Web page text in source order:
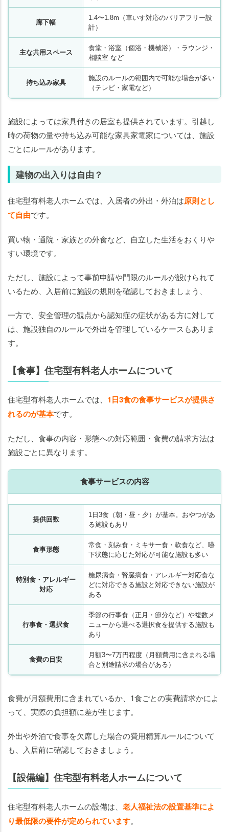
廊下幅
1.4〜1.8m（車いす対応のバリアフリー設
計）
主な共用スペース
食堂・浴室（個浴・機械浴）・ラウンジ・
相談室 など
持ち込み家具
施設のルールの範囲内で可能な場合が多い
（テレビ・家電など）
施設によっては家具付きの居室も提供されています。引越し
時の荷物の量や持ち込み可能な家具家電家については、施設
ごとにルールがあります。
建物の出入りは自由？
住宅型有料老人ホームでは、入居者の外出・外泊は原則とし
て自由です。
買い物・通院・家族との外食など、自立した生活をおくりや
すい環境です。
ただし、施設によって事前申請や門限のルールが設けられて
いるため、入居前に施設の規則を確認しておきましょう、
一方で、安全管理の観点から認知症の症状がある方に対して
は、施設独自のルールで外出を管理しているケースもありま
す。
【食事】住宅型有料老人ホームについて
住宅型有料老人ホームでは、 1日3食の食事サービスが提供さ
れるのが基本です。
ただし、食事の内容・形態への対応範囲・食費の請求方法は
施設ごとに異なります。
食事サービスの内容
提供回数
1日3食（朝・昼・夕）が基本。おやつがあ
る施設もあり
食事形態
常食・刻み食・ミキサー食・軟食など、嚥
下状態に応じた対応が可能な施設も多い
特別食・アレルギー
対応
糖尿病食・腎臓病食・アレルギー対応食な
どに対応できる施設と対応できない施設が
ある
行事食・選択食
季節の行事食（正月・節分など）や複数メ
ニューから選べる選択食を提供する施設も
あり
食費の目安
月額3〜7万円程度（月額費用に含まれる場
合と別途請求の場合がある）
食費が月額費用に含まれているか、1食ごとの実費請求かによ
って、実際の負担額に差が生じます。
外出や外泊で食事を欠席した場合の費用精算ルールについて
も、入居前に確認しておきましょう。
【設備編】住宅型有料老人ホームについて
住宅型有料老人ホームの設備は、 老人福祉法の設置基準によ
り最低限の要件が定められています。